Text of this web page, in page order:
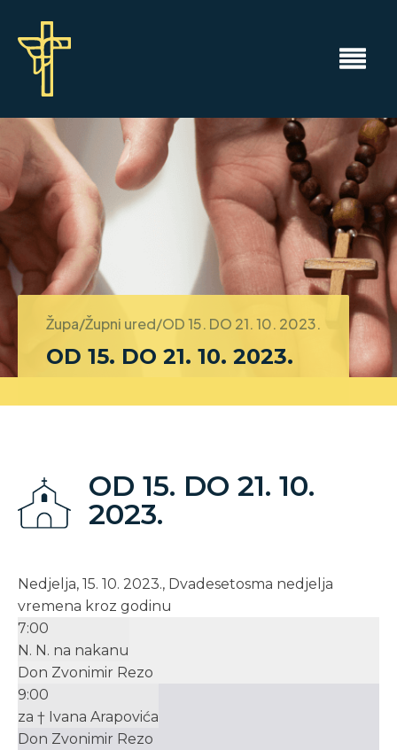
Župa/Župni ured/OD 15. DO 21. 10. 2023.
OD 15. DO 21. 10. 2023.
OD 15. DO 21. 10.
2023.
Nedjelja, 15. 10. 2023., Dvadesetosma nedjelja
vremena kroz godinu
7:00
N. N. na nakanu
Don Zvonimir Rezo
9:00
za † Ivana Arapovića
Don Zvonimir Rezo